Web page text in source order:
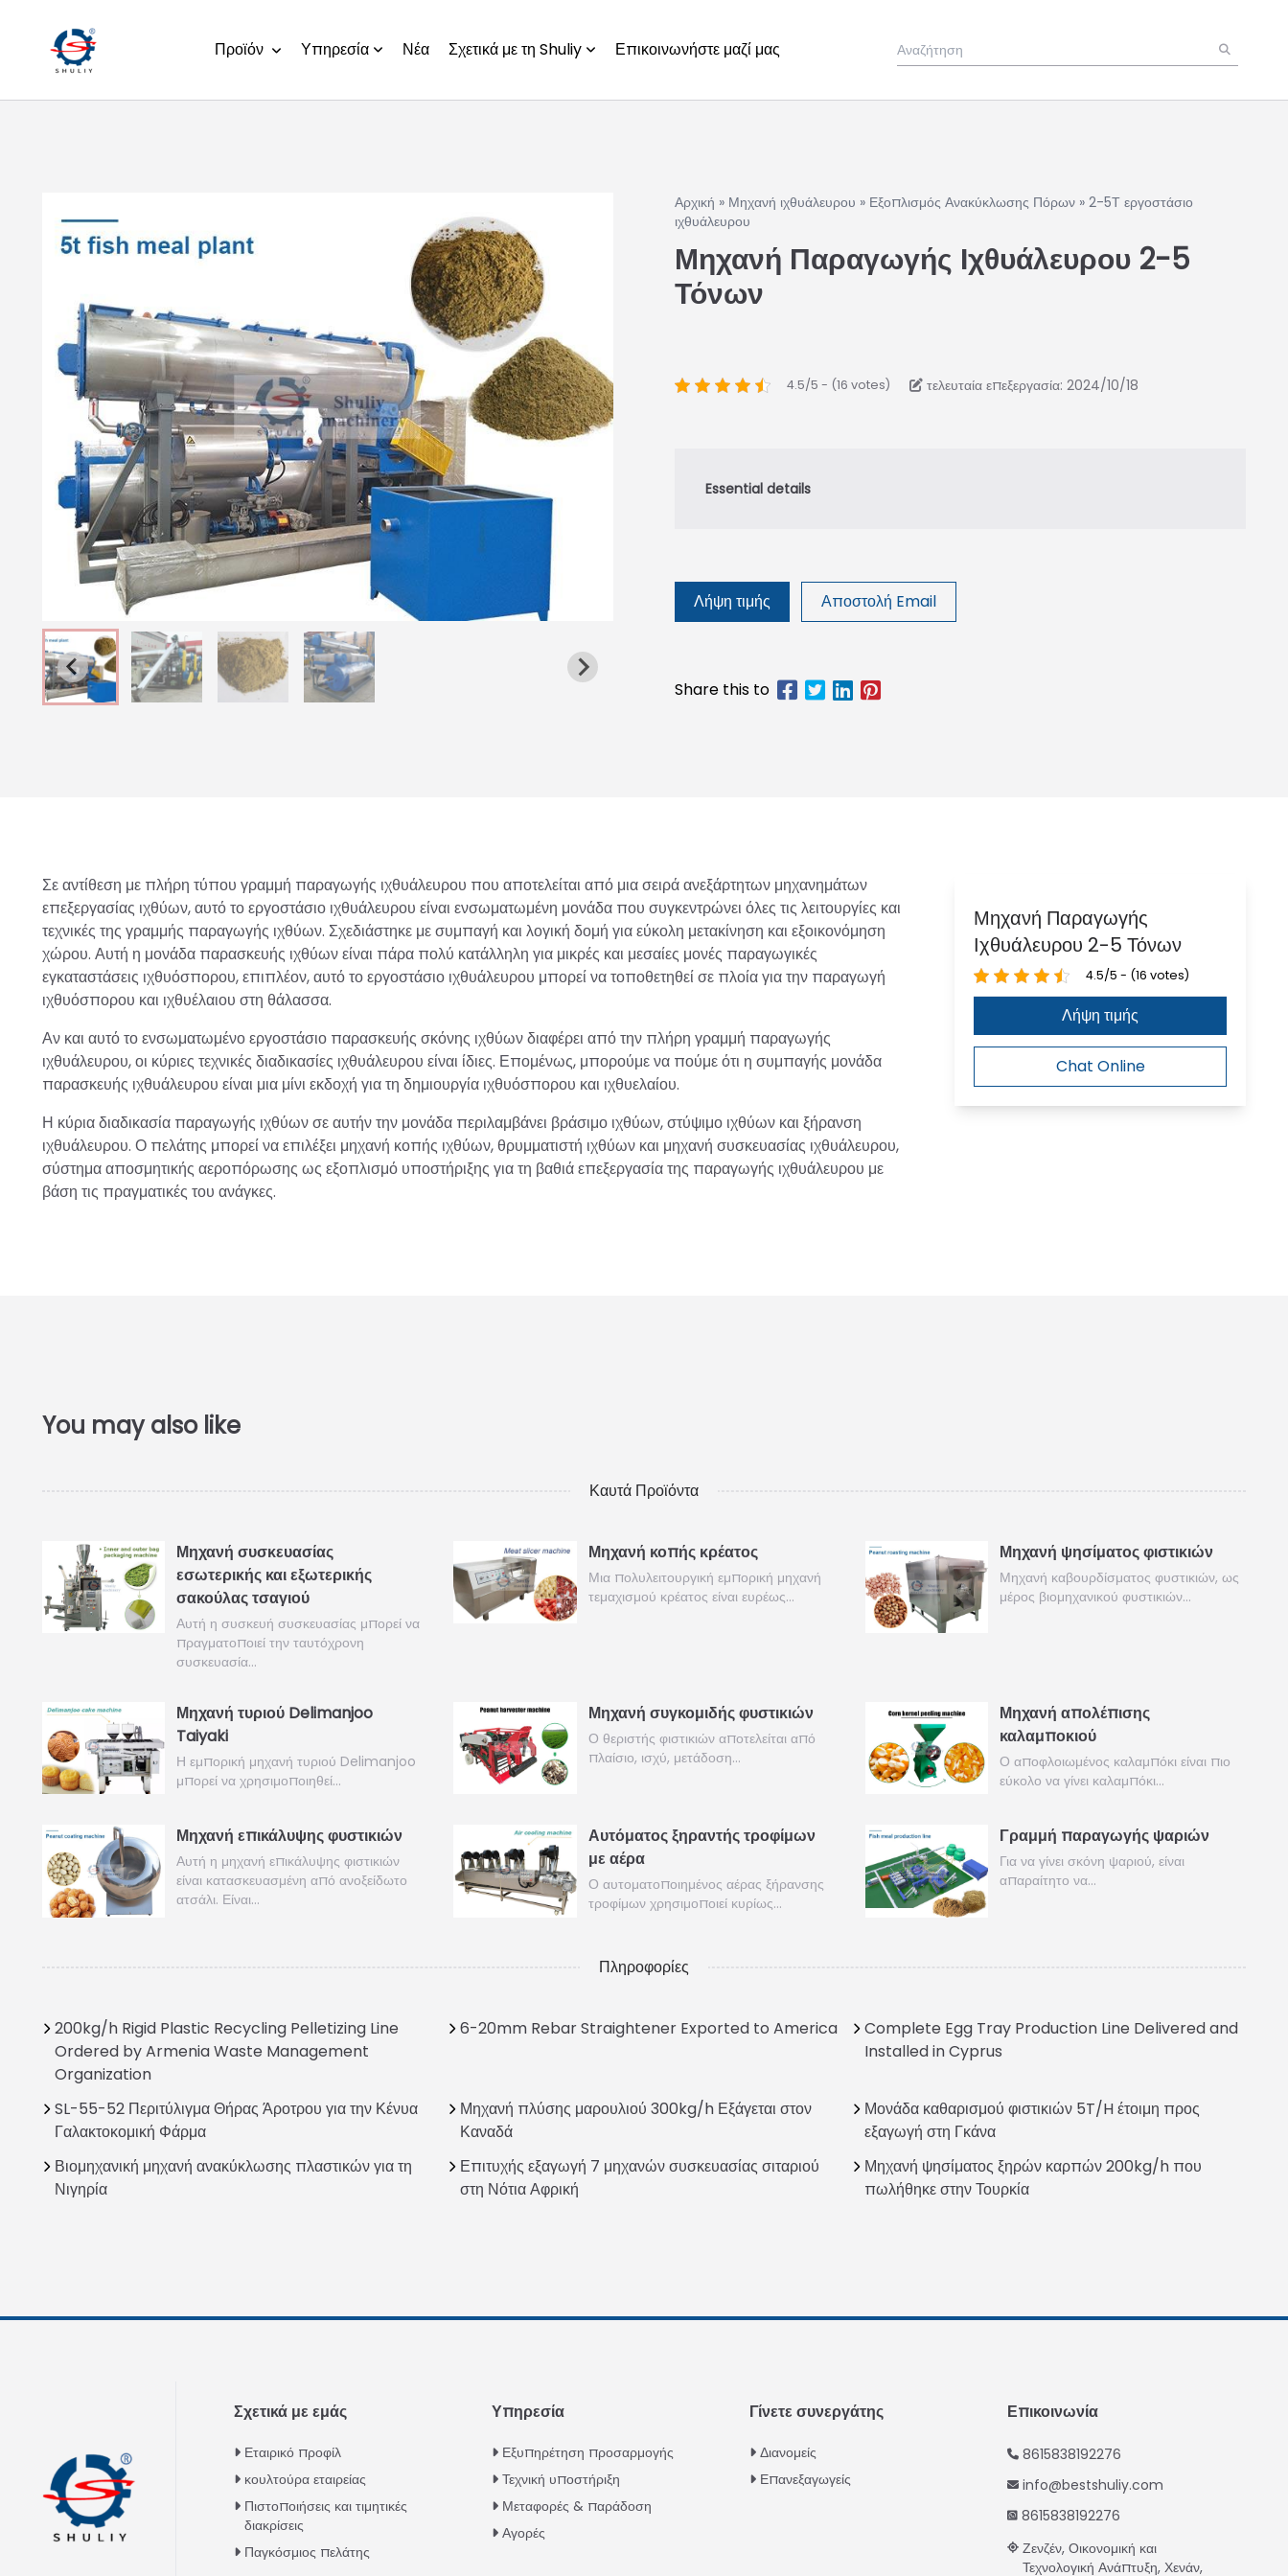
Προϊόν Υπηρεσία Νέα Σχετικά με τη Shuliy Επικοινωνήστε μαζί μας
Αρχική » Μηχανή ιχθυάλευρου » Εξοπλισμός Ανακύκλωσης Πόρων » 2-5Τ εργοστάσιο
ιχθυάλευρου
Μηχανή Παραγωγής Ιχθυάλευρου 2-5
Τόνων
4.5/5 - (16 votes) τελευταία επεξεργασία: 2024/10/18
Λήψη τιμής Αποστολή Email
Σε αντίθεση με πλήρη τύπου γραμμή παραγωγής ιχθυάλευρου που αποτελείται από μια σειρά ανεξάρτητων μηχανημάτων
επεξεργασίας ιχθύων, αυτό το εργοστάσιο ιχθυάλευρου είναι ενσωματωμένη μονάδα που συγκεντρώνει όλες τις λειτουργίες και
τεχνικές της γραμμής παραγωγής ιχθύων. Σχεδιάστηκε με συμπαγή και λογική δομή για εύκολη μετακίνηση και εξοικονόμηση
χώρου. Αυτή η μονάδα παρασκευής ιχθύων είναι πάρα πολύ κατάλληλη για μικρές και μεσαίες μονές παραγωγικές
εγκαταστάσεις ιχθυόσπορου, επιπλέον, αυτό το εργοστάσιο ιχθυάλευρου μπορεί να τοποθετηθεί σε πλοία για την παραγωγή
ιχθυόσπορου και ιχθυέλαιου στη θάλασσα.
Αν και αυτό το ενσωματωμένο εργοστάσιο παρασκευής σκόνης ιχθύων διαφέρει από την πλήρη γραμμή παραγωγής
ιχθυάλευρου, οι κύριες τεχνικές διαδικασίες ιχθυάλευρου είναι ίδιες. Επομένως, μπορούμε να πούμε ότι η συμπαγής μονάδα
παρασκευής ιχθυάλευρου είναι μια μίνι εκδοχή για τη δημιουργία ιχθυόσπορου και ιχθυελαίου.
Η κύρια διαδικασία παραγωγής ιχθύων σε αυτήν την μονάδα περιλαμβάνει βράσιμο ιχθύων, στύψιμο ιχθύων και ξήρανση
ιχθυάλευρου. Ο πελάτης μπορεί να επιλέξει μηχανή κοπής ιχθύων, θρυμματιστή ιχθύων και μηχανή συσκευασίας ιχθυάλευρου,
σύστημα αποσμητικής αεροπόρωσης ως εξοπλισμό υποστήριξης για τη βαθιά επεξεργασία της παραγωγής ιχθυάλευρου με
βάση τις πραγματικές του ανάγκες.
Μηχανή Παραγωγής
Ιχθυάλευρου 2-5 Τόνων
4.5/5 - (16 votes)
Λήψη τιμής
Chat Online
Καυτά Προϊόντα
Μηχανή συσκευασίας
εσωτερικής και εξωτερικής
σακούλας τσαγιού
Αυτή η συσκευή συσκευασίας μπορεί να
πραγματοποιεί την ταυτόχρονη
συσκευασία…
Μηχανή κοπής κρέατος
Μια πολυλειτουργική εμπορική μηχανή
τεμαχισμού κρέατος είναι ευρέως…
Μηχανή ψησίματος φιστικιών
Μηχανή καβουρδίσματος φυστικιών, ως
μέρος βιομηχανικού φυστικιών…
Μηχανή τυριού Delimanjoo
Taiyaki
Η εμπορική μηχανή τυριού Delimanjoo
μπορεί να χρησιμοποιηθεί…
Μηχανή συγκομιδής φυστικιών
Ο θεριστής φιστικιών αποτελείται από
πλαίσιο, ισχύ, μετάδοση…
Μηχανή απολέπισης
καλαμποκιού
Ο αποφλοιωμένος καλαμπόκι είναι πιο
εύκολο να γίνει καλαμπόκι…
Μηχανή επικάλυψης φυστικιών
Αυτή η μηχανή επικάλυψης φιστικιών
είναι κατασκευασμένη από ανοξείδωτο
ατσάλι. Είναι…
Αυτόματος ξηραντής τροφίμων
με αέρα
Ο αυτοματοποιημένος αέρας ξήρανσης
τροφίμων χρησιμοποιεί κυρίως…
Γραμμή παραγωγής ψαριών
Για να γίνει σκόνη ψαριού, είναι
απαραίτητο να…
Πληροφορίες
200kg/h Rigid Plastic Recycling Pelletizing Line
Ordered by Armenia Waste Management
Organization
6-20mm Rebar Straightener Exported to America
Complete Egg Tray Production Line Delivered and
Installed in Cyprus
SL-55-52 Περιτύλιγμα Θήρας Άροτρου για την Κένυα
Γαλακτοκομική Φάρμα
Μηχανή πλύσης μαρουλιού 300kg/h Εξάγεται στον
Καναδά
Μονάδα καθαρισμού φιστικιών 5T/H έτοιμη προς
εξαγωγή στη Γκάνα
Βιομηχανική μηχανή ανακύκλωσης πλαστικών για τη
Νιγηρία
Επιτυχής εξαγωγή 7 μηχανών συσκευασίας σιταριού
στη Νότια Αφρική
Μηχανή ψησίματος ξηρών καρπών 200kg/h που
πωλήθηκε στην Τουρκία
Σχετικά με εμάς
Εταιρικό προφίλ
κουλτούρα εταιρείας
Πιστοποιήσεις και τιμητικές
διακρίσεις
Παγκόσμιος πελάτης
Υπηρεσία
Εξυπηρέτηση προσαρμογής
Τεχνική υποστήριξη
Μεταφορές & παράδοση
Αγορές
Γίνετε συνεργάτης
Διανομείς
Επανεξαγωγείς
Επικοινωνία
8615838192276
info@bestshuliy.com
8615838192276
Ζενζέν, Οικονομική και
Τεχνολογική Ανάπτυξη, Χενάν,
German
Hindi
Italian